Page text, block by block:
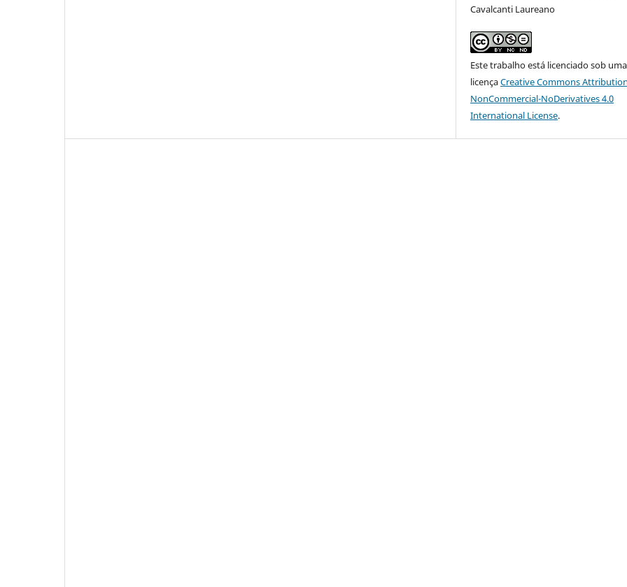
Cavalcanti Laureano
Este trabalho está licenciado sob uma
licençaCreative Commons
NonCommercial-NoDerivatives 4.0
International License.